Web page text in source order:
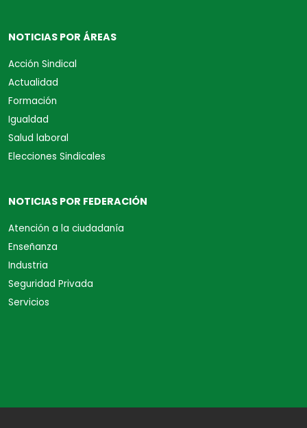
NOTICIAS POR ÁREAS
Acción Sindical
Actualidad
Formación
Igualdad
Salud laboral
Elecciones Sindicales
NOTICIAS POR FEDERACIÓN
Atención a la ciudadanía
Enseñanza
Industria
Seguridad Privada
Servicios